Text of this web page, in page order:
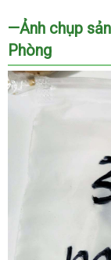
vong
deo
duong
vat
INOX
dương
—Ảnh chụp
Phòng